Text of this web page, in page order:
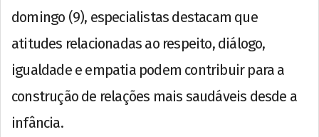
domingo (9), especialistas destacam que
atitudes relacionadas ao respeito, diálogo,
igualdade e empatia podem contribuir para a
construção de relações mais saudáveis desde a
infância.